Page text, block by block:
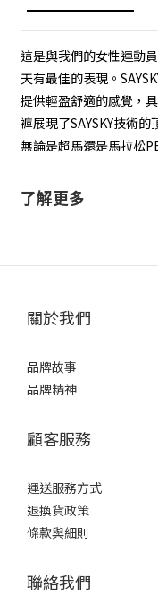
這是與我們的女性運動
天有最佳的表現。
提供輕盈舒適的感覺，
褲展現了SAYSKY技術
無論是超馬還是馬拉松
了解更多
關於我們
品牌故事
品牌精神
顧客服務
運送服務方式
退換貨政策
條款與細則
聯絡我們